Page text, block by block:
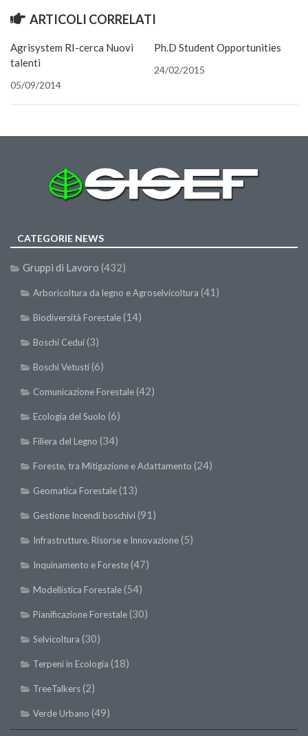
Reports
XV Congresso (Sassari 2026)
XIV Congresso (Padova 2024)
XII Congresso (Palermo 2019)
XI Congresso (Roma 2017)
VI Congresso (Arezzo 2007)
V Congresso (Torino 2003)
IV Congresso (Potenza 2003)
III Congresso (Viterbo 2001)
II Congresso (Bologna 1999)
I Congresso (Padova 1997)
Redazione
Pagina Principale
Editoriali
Pillole di Scienze Forestali
Infografiche
Video
ARTICOLI CORRELATI
Agrisystem RI-cerca Nuovi
talenti
05/09/2014
Ph.D Student Opportunities
24/02/2015
CATEGORIE NEWS
Gruppi di Lavoro (432)
Arboricoltura da legno e Agroselvicoltura (41)
Biodiversità Forestale(14)
Boschi Cedui(3)
Boschi Vetusti(6)
Comunicazione Forestale(42)
Ecologia del Suolo (6)
Filiera del Legno (34)
Foreste, tra Mitigazione e Adattamento (24)
Geomatica Forestale(13)
Gestione Incendi boschivi(91)
Infrastrutture, Risorse e Innovazione(5)
Inquinamento e Foreste(47)
Modellistica Forestale(54)
Pianificazione Forestale(30)
Selvicoltura (30)
Terpeni in Ecologia (18)
TreeTalkers(2)
Verde Urbano (49)